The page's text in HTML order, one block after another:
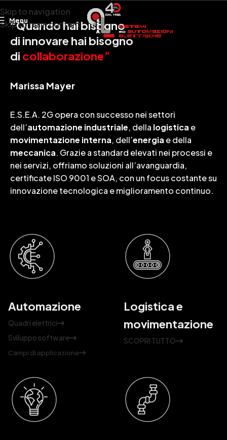
Skip to navigation
Skip to main content
Menu
Automazione
Quadri elettrici
Sviluppo software
Campi di applicazione
Logistica e
movimentazione
SCOPRI TUTTO
“Quando hai bisogno
di innovare hai bisogno
di collaborazione”
Marissa Mayer
E.S.E.A. 2G opera con successo nei settori
dell’automazione industriale, della logistica e
movimentazione interna, dell’energia e della
meccanica. Grazie a standard elevati nei processi e
nei servizi, offriamo soluzioni all’avanguardia,
certificate ISO 9001 e SOA, con un focus costante su
innovazione tecnologica e miglioramento continuo.